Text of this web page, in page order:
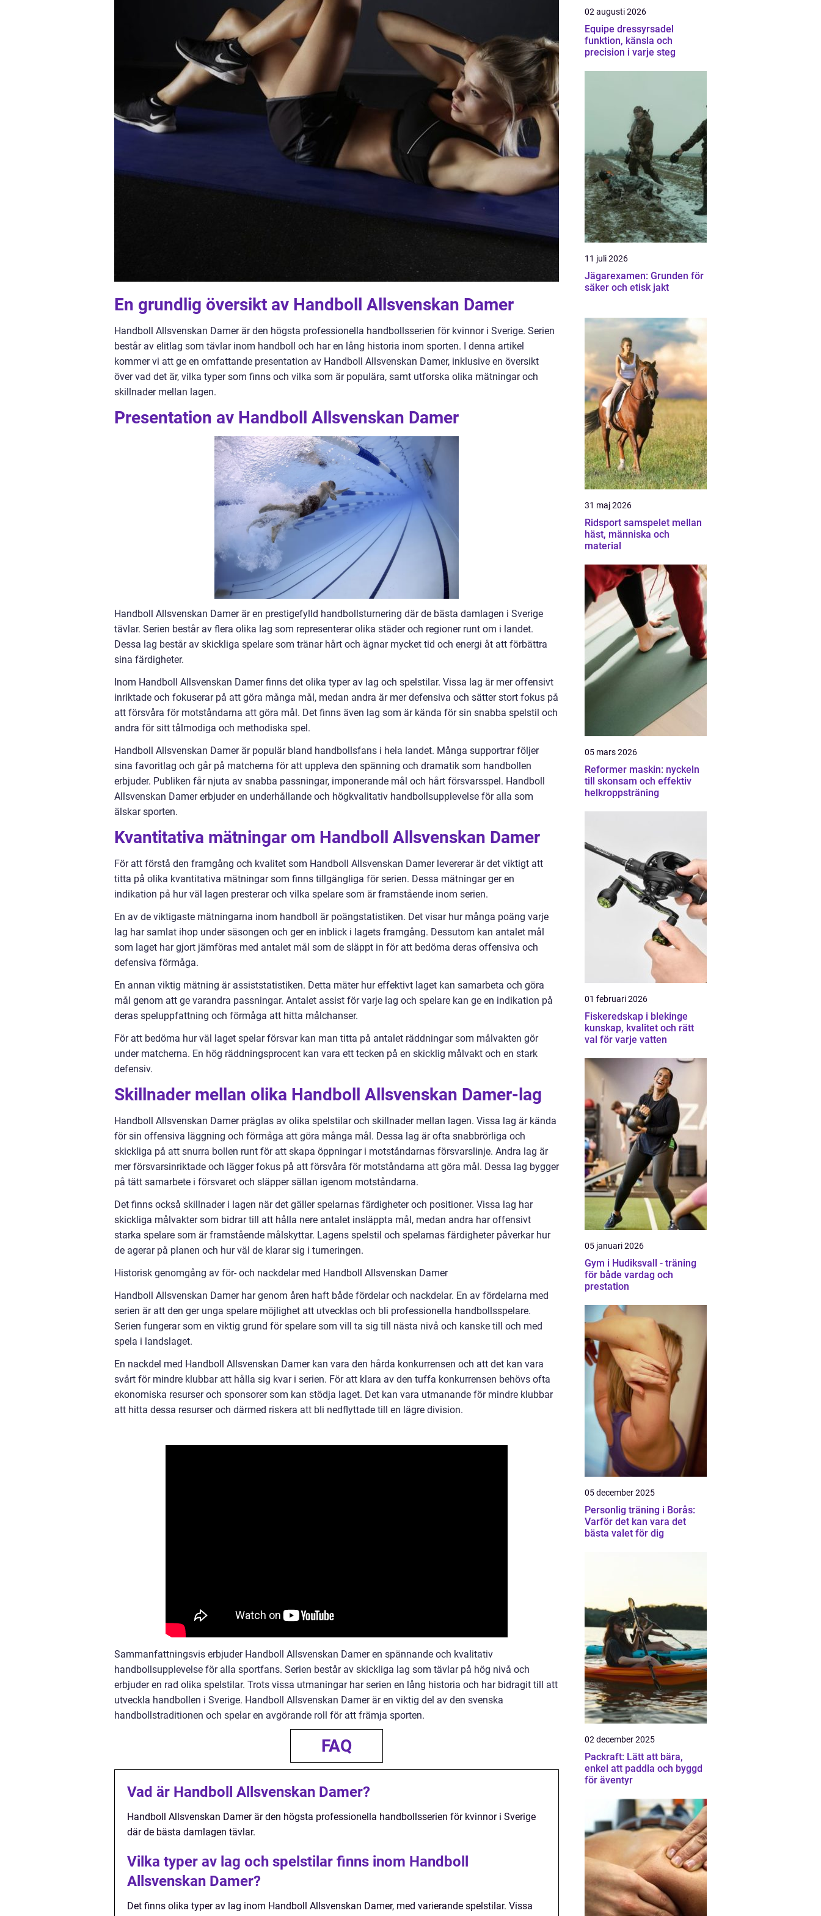
En grundlig översikt av Handboll Allsvenskan Damer
Handboll Allsvenskan Damer är den högsta professionella handbollsserien för kvinnor i Sverige. Serien
består av elitlag som tävlar inom handboll och har en lång historia inom sporten. I denna artikel
kommer vi att ge en omfattande presentation av Handboll Allsvenskan Damer, inklusive en översikt
över vad det är, vilka typer som finns och vilka som är populära, samt utforska olika mätningar och
skillnader mellan lagen.
Presentation av Handboll Allsvenskan Damer
Handboll Allsvenskan Damer är en prestigefylld handbollsturnering där de bästa damlagen i Sverige
tävlar. Serien består av flera olika lag som representerar olika städer och regioner runt om i landet.
Dessa lag består av skickliga spelare som tränar hårt och ägnar mycket tid och energi åt att förbättra
sina färdigheter.
Inom Handboll Allsvenskan Damer finns det olika typer av lag och spelstilar. Vissa lag är mer offensivt
inriktade och fokuserar på att göra många mål, medan andra är mer defensiva och sätter stort fokus på
att försvåra för motståndarna att göra mål. Det finns även lag som är kända för sin snabba spelstil och
andra för sitt tålmodiga och methodiska spel.
Handboll Allsvenskan Damer är populär bland handbollsfans i hela landet. Många supportrar följer
sina favoritlag och går på matcherna för att uppleva den spänning och dramatik som handbollen
erbjuder. Publiken får njuta av snabba passningar, imponerande mål och hårt försvarsspel. Handboll
Allsvenskan Damer erbjuder en underhållande och högkvalitativ handbollsupplevelse för alla som
älskar sporten.
Kvantitativa mätningar om Handboll Allsvenskan Damer
För att förstå den framgång och kvalitet som Handboll Allsvenskan Damer levererar är det viktigt att
titta på olika kvantitativa mätningar som finns tillgängliga för serien. Dessa mätningar ger en
indikation på hur väl lagen presterar och vilka spelare som är framstående inom serien.
En av de viktigaste mätningarna inom handboll är poängstatistiken. Det visar hur många poäng varje
lag har samlat ihop under säsongen och ger en inblick i lagets framgång. Dessutom kan antalet mål
som laget har gjort jämföras med antalet mål som de släppt in för att bedöma deras offensiva och
defensiva förmåga.
En annan viktig mätning är assiststatistiken. Detta mäter hur effektivt laget kan samarbeta och göra
mål genom att ge varandra passningar. Antalet assist för varje lag och spelare kan ge en indikation på
deras speluppfattning och förmåga att hitta målchanser.
För att bedöma hur väl laget spelar försvar kan man titta på antalet räddningar som målvakten gör
under matcherna. En hög räddningsprocent kan vara ett tecken på en skicklig målvakt och en stark
defensiv.
Skillnader mellan olika Handboll Allsvenskan Damer-lag
Handboll Allsvenskan Damer präglas av olika spelstilar och skillnader mellan lagen. Vissa lag är kända
för sin offensiva läggning och förmåga att göra många mål. Dessa lag är ofta snabbrörliga och
skickliga på att snurra bollen runt för att skapa öppningar i motståndarnas försvarslinje. Andra lag är
mer försvarsinriktade och lägger fokus på att försvåra för motståndarna att göra mål. Dessa lag bygger
på tätt samarbete i försvaret och släpper sällan igenom motståndarna.
Det finns också skillnader i lagen när det gäller spelarnas färdigheter och positioner. Vissa lag har
skickliga målvakter som bidrar till att hålla nere antalet insläppta mål, medan andra har offensivt
starka spelare som är framstående målskyttar. Lagens spelstil och spelarnas färdigheter påverkar hur
de agerar på planen och hur väl de klarar sig i turneringen.
Historisk genomgång av för- och nackdelar med Handboll Allsvenskan Damer
Handboll Allsvenskan Damer har genom åren haft både fördelar och nackdelar. En av fördelarna med
serien är att den ger unga spelare möjlighet att utvecklas och bli professionella handbollsspelare.
Serien fungerar som en viktig grund för spelare som vill ta sig till nästa nivå och kanske till och med
spela i landslaget.
En nackdel med Handboll Allsvenskan Damer kan vara den hårda konkurrensen och att det kan vara
svårt för mindre klubbar att hålla sig kvar i serien. För att klara av den tuffa konkurrensen behövs ofta
ekonomiska resurser och sponsorer som kan stödja laget. Det kan vara utmanande för mindre klubbar
att hitta dessa resurser och därmed riskera att bli nedflyttade till en lägre division.
Sammanfattningsvis erbjuder Handboll Allsvenskan Damer en spännande och kvalitativ
handbollsupplevelse för alla sportfans. Serien består av skickliga lag som tävlar på hög nivå och
erbjuder en rad olika spelstilar. Trots vissa utmaningar har serien en lång historia och har bidragit till att
utveckla handbollen i Sverige. Handboll Allsvenskan Damer är en viktig del av den svenska
handbollstraditionen och spelar en avgörande roll för att främja sporten.
FAQ
Vad är Handboll Allsvenskan Damer?
Handboll Allsvenskan Damer är den högsta professionella handbollsserien för kvinnor i Sverige
där de bästa damlagen tävlar.
Vilka typer av lag och spelstilar finns inom Handboll
Allsvenskan Damer?
Det finns olika typer av lag inom Handboll Allsvenskan Damer, med varierande spelstilar. Vissa
02 augusti 2026
Equipe dressyrsadel
funktion, känsla och
precision i varje steg
11 juli 2026
Jägarexamen: Grunden för
säker och etisk jakt
31 maj 2026
Ridsport samspelet mellan
häst, människa och
material
05 mars 2026
Reformer maskin: nyckeln
till skonsam och effektiv
helkroppsträning
01 februari 2026
Fiskeredskap i blekinge
kunskap, kvalitet och rätt
val för varje vatten
05 januari 2026
Gym i Hudiksvall - träning
för både vardag och
prestation
05 december 2025
Personlig träning i Borås:
Varför det kan vara det
bästa valet för dig
02 december 2025
Packraft: Lätt att bära,
enkel att paddla och byggd
för äventyr